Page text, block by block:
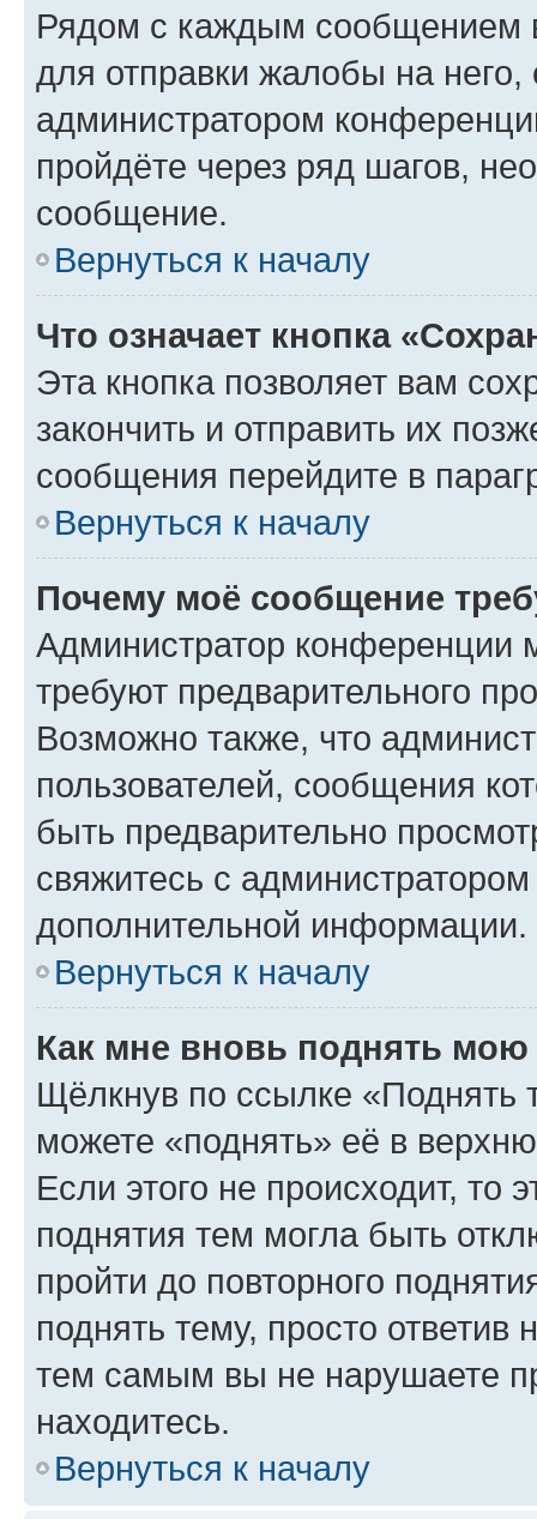
Рядом с каждым сообщением
для отправки жалобы на
администратором
пройдёте через ряд шагов,
сообщение.
Вернуться к началу
Что означает кнопка
Эта кнопка позволяет вам
закончить и отправить их
сообщения перейдите в
Вернуться к началу
Почему моё сообщение
Администратор конференции
требуют предварительного
Возможно также, что
пользователей, сообщения
быть предварительно
свяжитесь с
дополнительной информации.
Вернуться к началу
Как мне вновь поднять мою
Щёлкнув по ссылке «Поднять
можете «поднять» её в
Если этого не происходит, то
поднятия тем могла быть
пройти до повторного
поднять тему, просто ответив
тем самым вы не нарушаете
находитесь.
Вернуться к началу